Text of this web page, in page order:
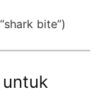
bite”)